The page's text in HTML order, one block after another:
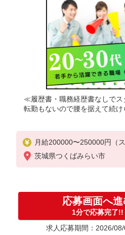
≪履歴書・職務経歴書なしで
転勤もないので腰を据えて続け
月給200000〜250000円（
茨城県つくばみらい市
応募画面へ
1分で応募完了!!
求人応募期間：2026/